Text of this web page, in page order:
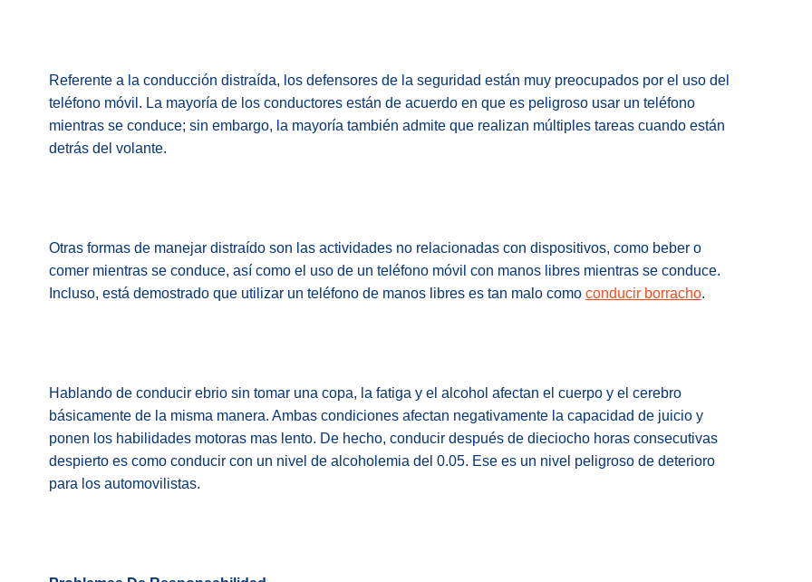
Referente a la conducción distraída, los defensores de la seguridad están muy preocupados por el uso del
teléfono móvil. La mayoría de los conductores están de acuerdo en que es peligroso usar un teléfono
mientras se conduce; sin embargo, la mayoría también admite que realizan múltiples tareas cuando están
detrás del volante.
Otras formas de manejar distraído son las actividades no relacionadas con dispositivos, como beber o
comer mientras se conduce, así como el uso de un teléfono móvil con manos libres mientras se conduce.
Incluso, está demostrado que utilizar un teléfono de manos libres es tan malo como conducir borracho.
Hablando de conducir ebrio sin tomar una copa, la fatiga y el alcohol afectan el cuerpo y el cerebro
básicamente de la misma manera. Ambas condiciones afectan negativamente la capacidad de juicio y
ponen los habilidades motoras mas lento. De hecho, conducir después de dieciocho horas consecutivas
despierto es como conducir con un nivel de alcoholemia del 0.05. Ese es un nivel peligroso de deterioro
para los automovilistas.